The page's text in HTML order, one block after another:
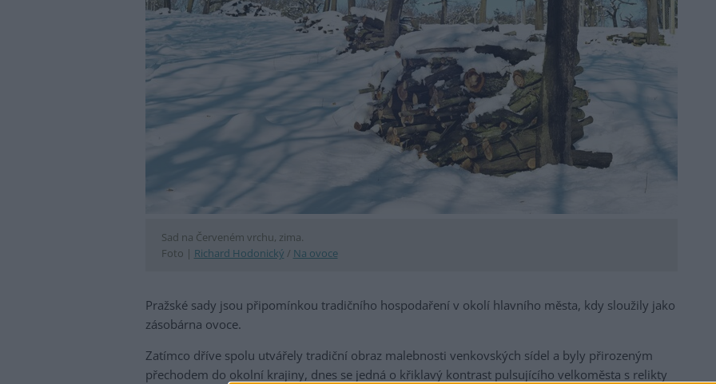
Sad na Červeném vrchu, zima.
Foto | Richard Hodonický / Na ovoce
Pražské sady jsou připomínkou tradičního hospodaření v okolí hlavního města, kdy sloužily jako
zásobárna ovoce.
Zatímco dříve spolu utvářely tradiční obraz malebnosti venkovských sídel a byly přirozeným
přechodem do okolní krajiny, dnes se jedná o křiklavý kontrast pulsujícího velkoměsta s relikty